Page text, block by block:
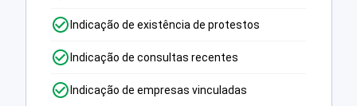
Indicação de existência de protestos
Indicação de consultas recentes
Indicação de empresas vinculadas